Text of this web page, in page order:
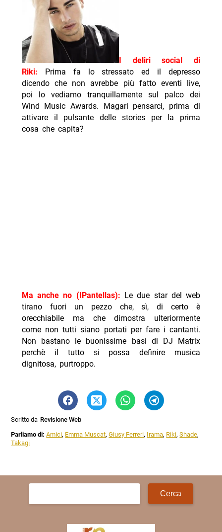
I deliri social di
Riki:
Prima fa lo stressato ed il depresso
dicendo che non avrebbe più fatto eventi live,
poi lo vediamo tranquillamente sul palco dei
Wind Music Awards. Magari pensarci, prima di
attivare il pulsante delle stories per la prima
cosa che capita?
Ma anche no (IPantellas): Le due star del web
tirano fuori un pezzo che, sì, di certo è
orecchiabile ma che dimostra ulteriormente
come non tutti siano portati per fare i cantanti.
Non bastano le buonissime basi di DJ Matrix
perchè il tutto si possa definire musica
dignitosa, purtroppo.
Scritto da Revisione Web
Parliamo di:Amici, Emma Muscat,Giusy Ferreri, Irama, Riki,Shade,
Takagi